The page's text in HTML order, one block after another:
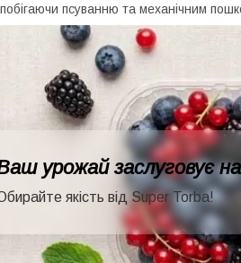
псуванню та механічним
урожай заслуговує
якість від Super Torba!